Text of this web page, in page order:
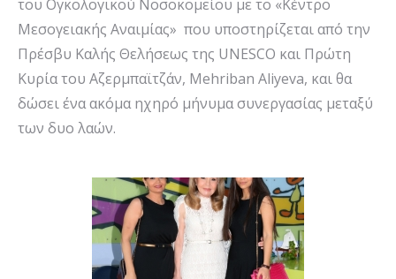
του Ογκολογικού Νοσοκομείου με το «Κέντρο
Μεσογειακής Αναιμίας» που υποστηρίζεται από την
Πρέσβυ Καλής Θελήσεως της UNESCO και Πρώτη
Κυρία του Αζερμπαϊτζάν, Mehriban Aliyeva, και θα
δώσει ένα ακόμα ηχηρό μήνυμα συνεργασίας μεταξύ
των δυο λαών.